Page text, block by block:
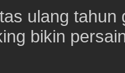
ulang
bikin